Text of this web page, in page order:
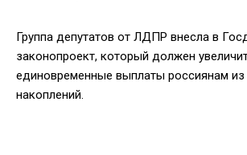
Группа депутатов от ЛДПР внесла в
законопроект, который должен
единовременные выплаты россиянам из
накоплений.